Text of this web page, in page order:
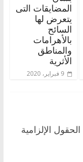
المضايقات التى
يتعرض لها
السائح
بالأهرامات
والمناطق
الأثرية
9 فبراير، 2020
الحقول الإلزامية